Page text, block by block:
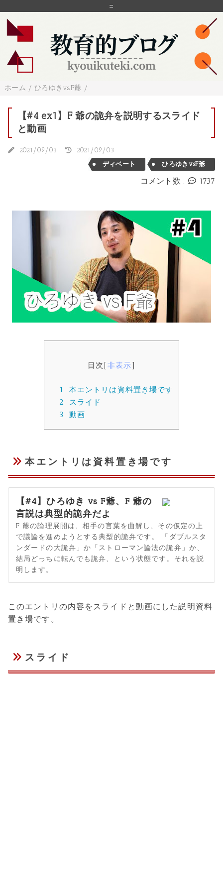
=
ホーム / ひろゆきvsF爺 /
【#4 ex1】F 爺の詭弁を説明するスライド
と動画
2021/09/03
2021/09/03
ディベート
ひろゆきvsF爺
コメント数 : 1737
目次 [非表示]
1. 本エントリは資料置き場です
2.
スライド
3. 動画
本エントリは資料置き場です
【#4】ひろゆき vs F爺、F 爺の
言説は典型的詭弁だよ
F 爺の論理展開は、相手の言葉を曲解し、その仮定の上
で議論を進めようとする典型的詭弁です。 「ダブルスタ
ンダードの大詭弁」か「ストローマン論法の詭弁」か、
結局どっちに転んでも詭弁、という状態です。それを説
明します。
このエントリの内容をスライドと動画にした説明資料
置き場です。
スライド